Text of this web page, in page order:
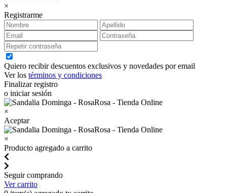
×
Registrarme
Quiero recibir descuentos exclusivos y novedades por email
Ver los términos y condiciones
Finalizar registro
o iniciar sesión
×
Aceptar
×
Producto agregado a carrito
Seguir comprando
Ver carrito